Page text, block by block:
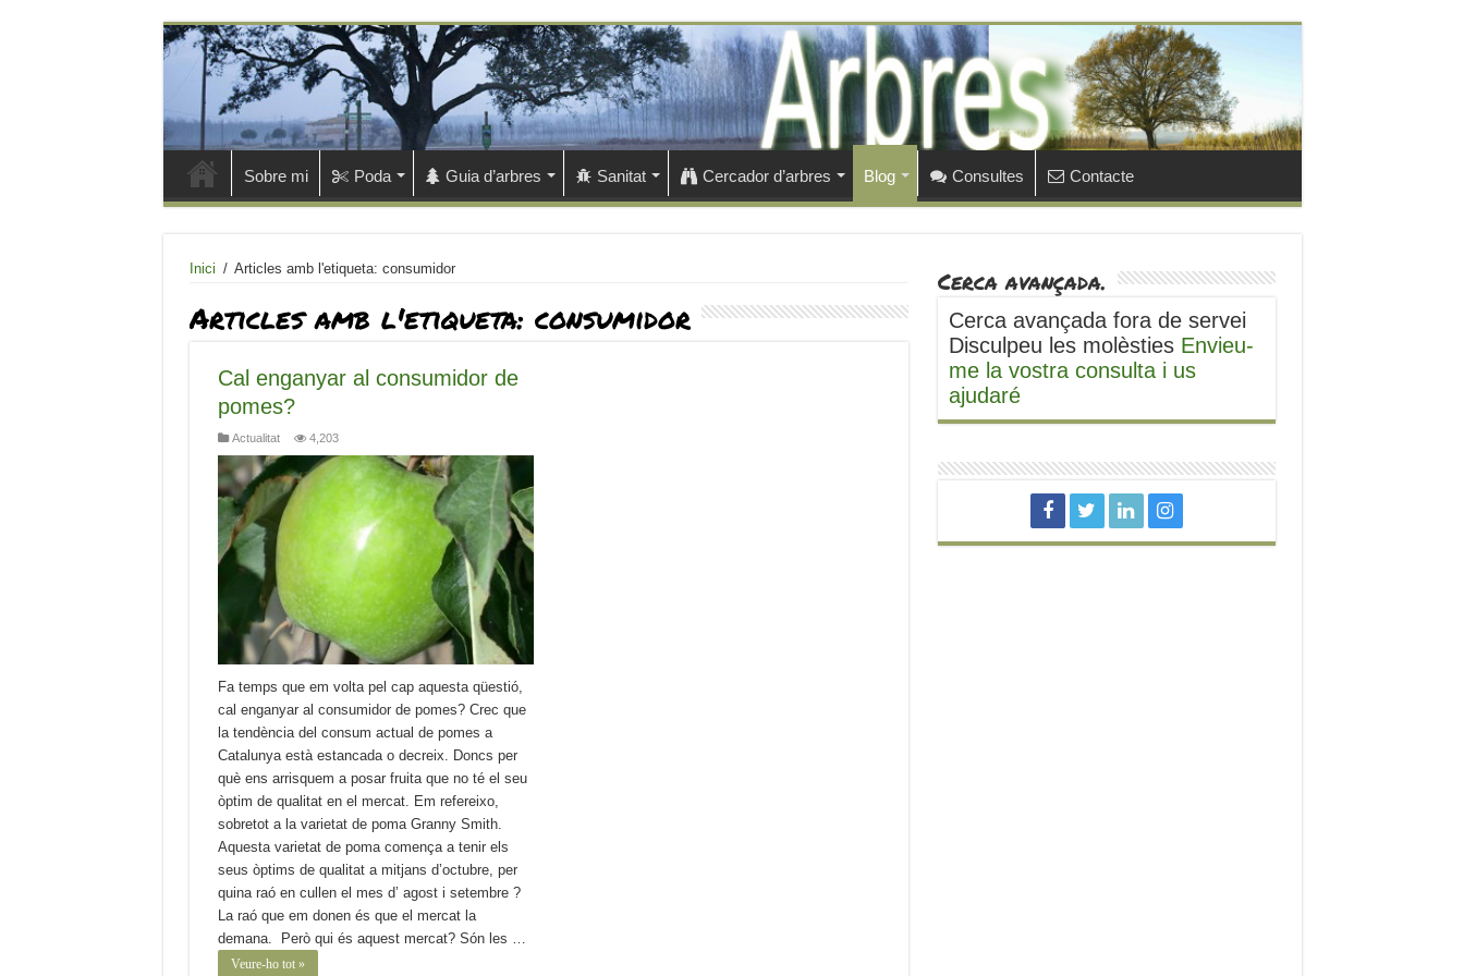
Sobre mi Poda Guia d’arbres Sanitat Cercador d’arbres Blog Consultes Contacte
Inici / Articles amb l'etiqueta: consumidor
Articles amb l'etiqueta: consumidor
Cal enganyar al consumidor de
pomes?
Actualitat 4,203
Fa temps que em volta pel cap aquesta qüestió,
cal enganyar al consumidor de pomes? Crec que
la tendència del consum actual de pomes a
Catalunya està estancada o decreix. Doncs per
què ens arrisquem a posar fruita que no té el seu
òptim de qualitat en el mercat. Em refereixo,
sobretot a la varietat de poma Granny Smith.
Aquesta varietat de poma comença a tenir els
seus òptims de qualitat a mitjans d’octubre, per
quina raó en cullen el mes d’ agost i setembre ?
La raó que em donen és que el mercat la
demana. Però qui és aquest mercat? Són les …
Veure-ho tot »
Cerca avançada.
Cerca avançada fora de servei
Disculpeu les molèsties Envieu-
me la vostra consulta i us
ajudaré